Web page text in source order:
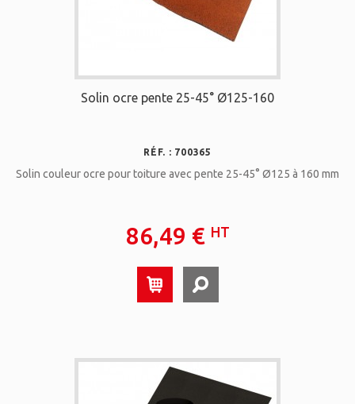
Solin ocre pente 25-45° Ø125-160
RÉF. : 700365
Solin couleur ocre pour toiture avec pente 25-45° Ø125 à 160 mm
86,49 € HT